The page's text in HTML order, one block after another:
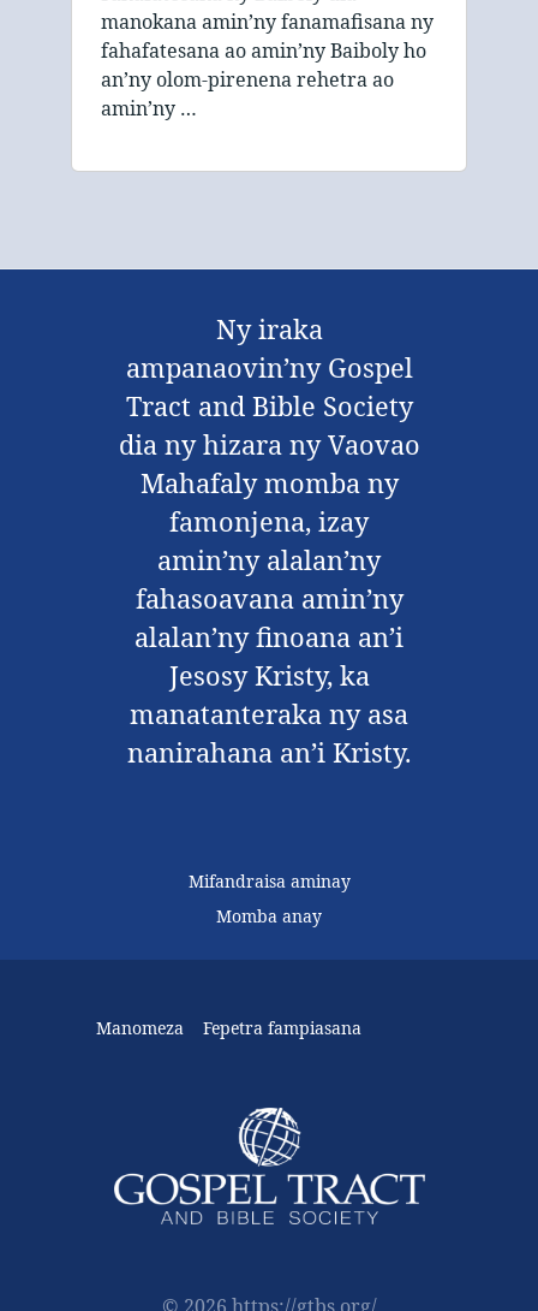
manokana amin’ny fanamafisana ny
fahafatesana ao amin’ny Baiboly ho
an’ny olom-pirenena rehetra ao
amin’ny …
Ny iraka
ampanaovin’ny Gospel
Tract and Bible Society
dia ny hizara ny Vaovao
Mahafaly momba ny
famonjena, izay
amin’ny alalan’ny
fahasoavana amin’ny
alalan’ny finoana an’i
Jesosy Kristy, ka
manatanteraka ny asa
nanirahana an’i Kristy.
Mifandraisa aminay
Momba anay
Manomeza Fepetra fampiasana